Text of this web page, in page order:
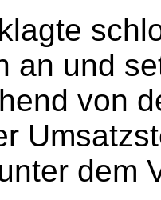
an und
von
dem